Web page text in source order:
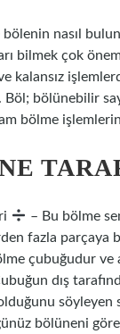
nasıl
bilmek çok
kalansız
Böl; bölünebilir
bölme
– Bu bölme
fazla parçaya
çubuğudur ve
dış
söyleyen
bölüneni